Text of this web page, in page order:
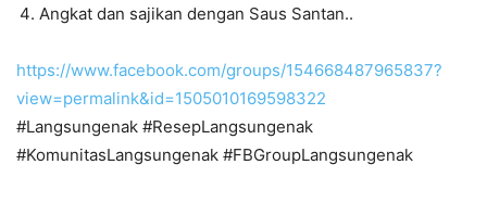
Angkat dan sajikan dengan Saus Santan..
https://www.facebook.com/groups/154668487965837?
view=permalink&id=1505010169598322
#Langsungenak #ResepLangsungenak
#KomunitasLangsungenak #FBGroupLangsungenak